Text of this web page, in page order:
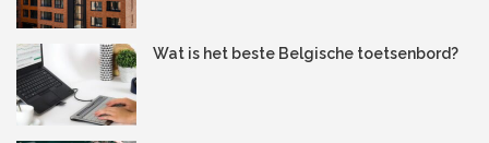
Wat is het beste Belgische toetsenbord?